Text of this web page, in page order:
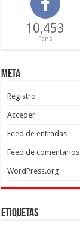
10,453
Fans
Meta
Registro
Acceder
Feed de entradas
Feed de comentarios
WordPress.org
Etiquetas